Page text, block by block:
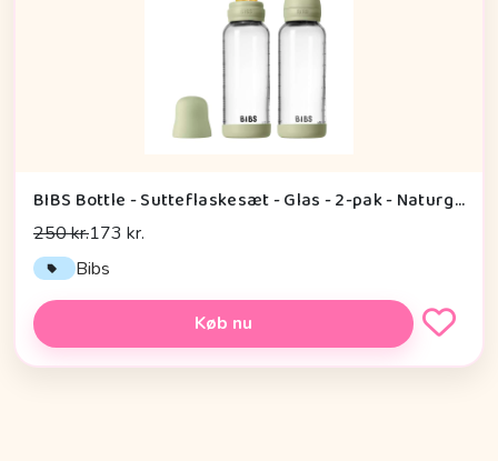
BIBS Bottle - Sutteflaskesæt - Glas - 2-pak - Naturgummi/Slow Flow/Rund - 240ml - Sage
250 kr.173 kr.
Bibs
Køb nu